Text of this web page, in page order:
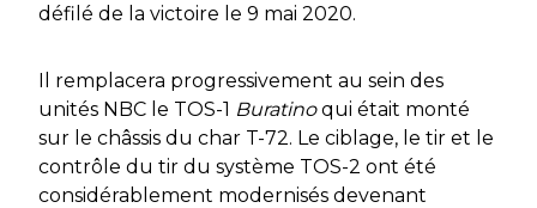
défilé de la victoire le 9 mai 2020.
Il remplacera progressivement au sein des
unités NBC le TOS-1 Buratinoqui était monté
sur le châssis du char T-72. Le ciblage, le tir et le
contrôle du tir du système TOS-2 ont été
considérablement modernisés devenant